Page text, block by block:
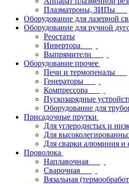
Плазматроны, ЗИПы
Оборудование для лазерной
Оборудование для ручной
Реостаты
Инвертора
Выпрямители
Оборудование прочее
Печи и термопеналы
Генераторы
Компрессора
Пускозарядные
Оборудование для
Присадочные прутки
Для углеродистых и
Для
Для сварки алюминия и
Проволока
Наплавочная
Сварочная
Вязальная